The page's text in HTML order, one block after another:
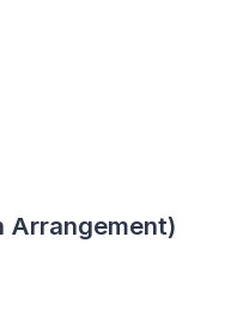
Arrangement)